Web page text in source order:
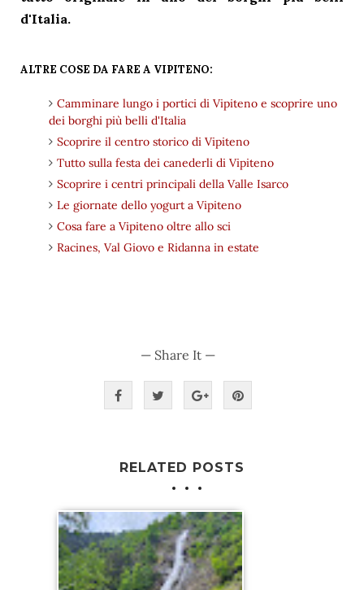
d'Italia.
ALTRE COSE DA FARE A VIPITENO:
Camminare lungo i portici di Vipiteno e scoprire uno
dei borghi più belli d'Italia
Scoprire il centro storico di Vipiteno
Tutto sulla festa dei canederli di Vipiteno
Scoprire i centri principali della Valle Isarco
Le giornate dello yogurt a Vipiteno
Cosa fare a Vipiteno oltre allo sci
Racines, Val Giovo e Ridanna in estate
— Share It —
RELATED POSTS